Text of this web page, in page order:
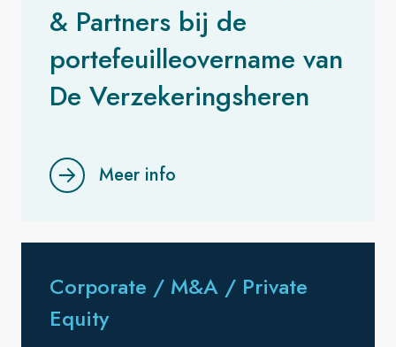
& Partners bij de
portefeuilleovername van
De Verzekeringsheren
Meer info
Corporate / M&A / Private
Equity